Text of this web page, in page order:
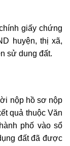
giấy chứng
huyện, thị xã,
sử dung đất.
nộp hồ sơ nộp
quả thuộc Văn
phố vào sổ
đất đã được